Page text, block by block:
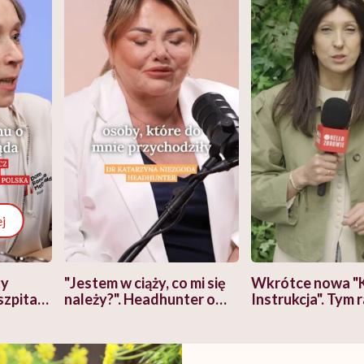
"Jestem w ciąży, co mi się
należy?". Headhunter o
pracy
Wkrótce nowa
Instrukcja". Tym